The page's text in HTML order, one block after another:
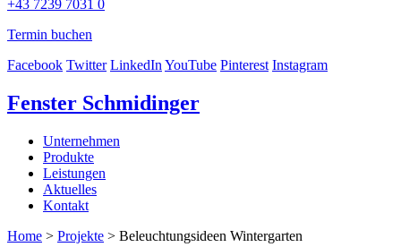
+43 7239 7031 0
Termin buchen
Facebook Twitter LinkedInYouTube Pinterest Instagram
Fenster Schmidinger
Unternehmen
Produkte
Leistungen
Aktuelles
Kontakt
Home > Projekte > Beleuchtungsideen Wintergarten